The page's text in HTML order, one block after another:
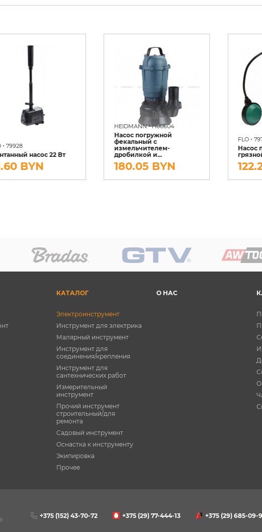
•79928
насос 22 Вт
BYN
HEIDMANN•H00604
Насос погружной
фекальный с
измельчителем-
дробилкой и...
180.05 BYN
FLO •
Насос
КАТАЛОГ
Электроинструмент
Инструмент для электрика
Малярный инструмент
Инструмент для
соединения/крепления
Инструмент для
сантехнических работ
Измерительный
инструмент
Прочий инструмент
строительный/для
ремонта
Садовый инструмент
Оснастка к инструменту
Экипировка
Прочее
О НАС
+375 (152)43-70-72 +375 (29)77-444-13 +375 (29) 685-09-